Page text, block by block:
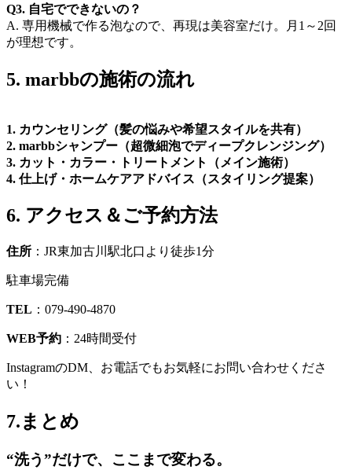
Q3. 自宅でできないの？
A. 専用機械で作る泡なので、再現は美容室だけ。月1～2回
が理想です。
5. marbbの施術の流れ
1. カウンセリング（髪の悩みや希望スタイルを共有）
2. marbbシャンプー（超微細泡でディープクレンジング）
3. カット・カラー・トリートメント（メイン施術）
4. 仕上げ・ホームケアアドバイス（スタイリング提案）
6. アクセス＆ご予約方法
住所 ：JR東加古川駅北口より徒歩1分
駐車場完備
TEL ：079-490-4870
WEB予約 ：24時間受付
InstagramのDM、お電話でもお気軽にお問い合わせくださ
い！
7.まとめ
“洗う”だけで、ここまで変わる。